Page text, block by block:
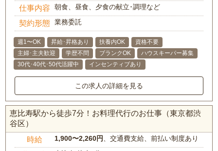
仕事内容 朝食、昼食、夕食の献立･調理など
契約形態 業務委託
週1〜OK 昇給･昇格あり 扶養内OK
資格不要
主婦･主夫歓迎
学歴不問 ブランクOK
ハウスキーパー募集
30代･40代･50代活躍中
インセンティブあり
この求人の詳細を見る
恵比寿駅から徒歩7分！お料理代行のお仕事（東京都渋
谷区）
時給 1,900〜2,260円、交通費支給、前払い制度あり